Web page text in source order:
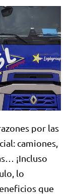
por las
camiones,
¡Incluso
lo
que